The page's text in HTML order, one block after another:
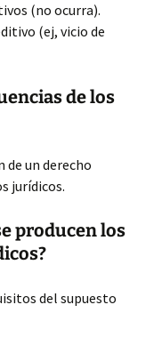
(no ocurra).
(ej, vicio de
de los
un derecho
jurídicos.
producen los
del supuesto